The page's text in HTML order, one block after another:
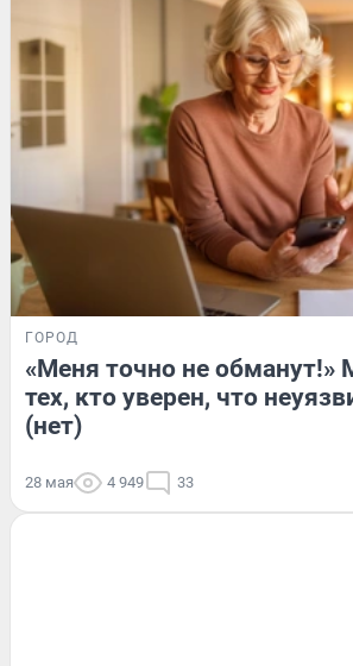
ГОРОД
«Меня точно не обманут!»
тех, кто уверен, что
(нет)
28 мая 4 949 33